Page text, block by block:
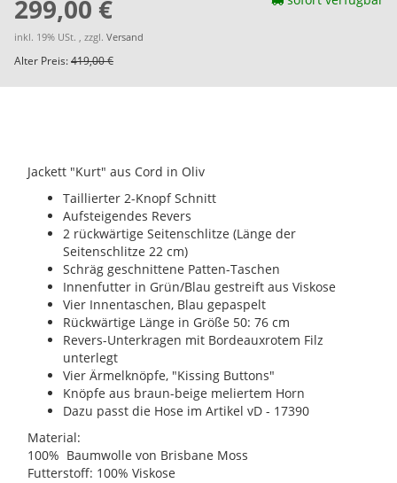
299,00 €
inkl. 19% USt. , zzgl. Versand
Alter Preis:419,00 €
Jackett "Kurt" aus Cord in Oliv
Taillierter 2-Knopf Schnitt
Aufsteigendes Revers
2 rückwärtige Seitenschlitze (Länge der
Seitenschlitze 22 cm)
Schräg geschnittene Patten-Taschen
Innenfutter in Grün/Blau gestreift aus Viskose
Vier Innentaschen, Blau gepaspelt
Rückwärtige Länge in Größe 50: 76 cm
Revers-Unterkragen mit Bordeauxrotem Filz
unterlegt
Vier Ärmelknöpfe, "Kissing Buttons"
Knöpfe aus braun-beige meliertem Horn
Dazu passt die Hose im Artikel vD - 17390
Material:
100% Baumwolle von Brisbane Moss
Futterstoff: 100% Viskose